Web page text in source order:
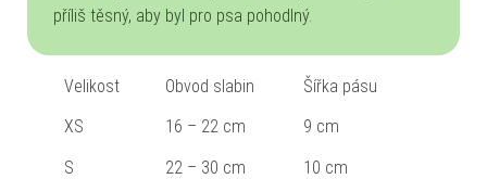
příliš těsný, aby byl pro psa pohodlný.
Velikost Obvod slabin
Šířka pásu
XS
16 – 22 cm
9 cm
S
22 – 30 cm
10 cm